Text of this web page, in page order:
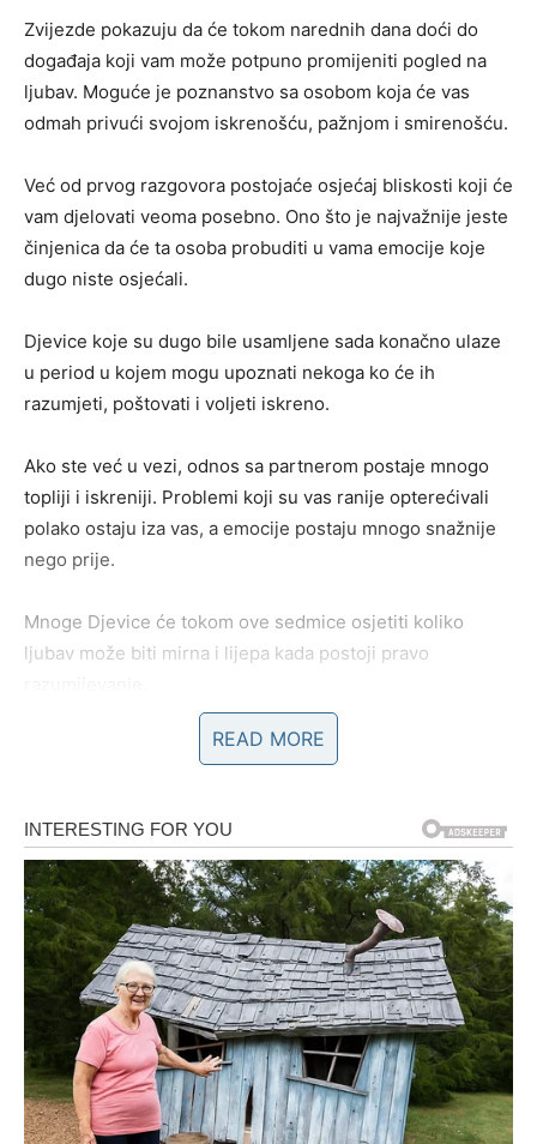
Zvijezde pokazuju da će tokom narednih dana doći do
događaja koji vam može potpuno promijeniti pogled na
ljubav. Moguće je poznanstvo sa osobom koja će vas
odmah privući svojom iskrenošću, pažnjom i smirenošću.
Već od prvog razgovora postojaće osjećaj bliskosti koji će
vam djelovati veoma posebno. Ono što je najvažnije jeste
činjenica da će ta osoba probuditi u vama emocije koje
dugo niste osjećali.
Djevice koje su dugo bile usamljene sada konačno ulaze
u period u kojem mogu upoznati nekoga ko će ih
razumjeti, poštovati i voljeti iskreno.
Ako ste već u vezi, odnos sa partnerom postaje mnogo
topliji i iskreniji. Problemi koji su vas ranije opterećivali
polako ostaju iza vas, a emocije postaju mnogo snažnije
nego prije.
Mnoge Djevice će tokom ove sedmice osjetiti koliko
ljubav može biti mirna i lijepa kada postoji pravo
Jedan susret može promijeniti
Zvijezde vam donose veoma zanimljiv period u kojem
jedan sasvim neočekivan susret može postati mnogo
važniji nego što trenutno mislite. Moguće je da ćete
upoznati osobu koja će vas osvojiti već pri prvom
razgovoru.
Ta osoba će unijeti potpuno novu energiju u vaš život i
učiniti da ponovo vjerujete u ljubav. Osjetićete
uzbuđenje, toplinu i onu posebnu sreću koju dugo niste
READ MORE